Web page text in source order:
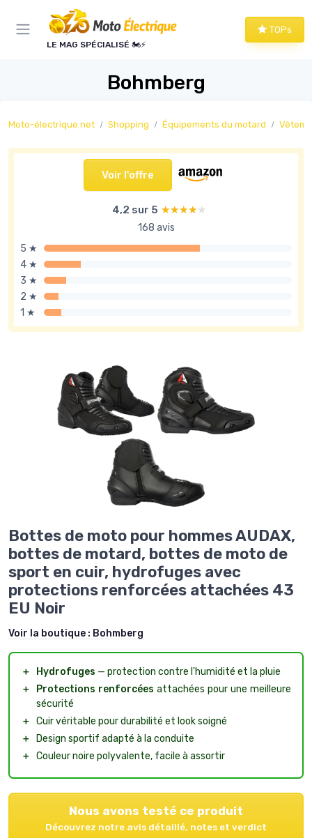
LE MAG SPÉCIALISÉ 🏍️⚡
TOPs
Bohmberg
Moto-électrique.net Shopping Équipements du motard
Voir l'offre
4,2 sur 5 ★★★★★
★★★★★
168 avis
5 ★
4 ★
3 ★
2 ★
1 ★
Bottes de moto pour hommes AUDAX,
bottes de motard, bottes de moto de
sport en cuir, hydrofuges avec
protections renforcées attachées 43
EU Noir
Voir la boutique : Bohmberg
＋ Hydrofuges — protection contre l'humidité et la pluie
＋
Protections renforcées attachées pour une meilleure
sécurité
＋ Cuir véritable pour durabilité et look soigné
＋
Design sportif adapté à la conduite
＋ Couleur noire polyvalente, facile à assortir
Nous avons testé ce produit
Découvrez notre avis détaillé, notes et verdict
Panneau de gestion des cookies